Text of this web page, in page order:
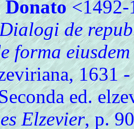
<1492-
de
forma
1631
ed.
Elzevier, p.